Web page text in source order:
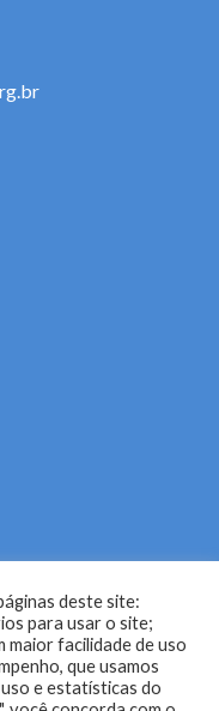
deste site:
para usar o site;
maior facilidade de uso
que usamos
e estatísticas do